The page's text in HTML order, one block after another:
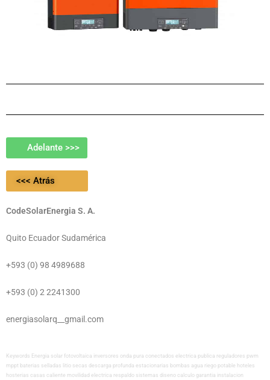
Adelante >>>
<<< Atrás
CodeSolarEnergia S. A.
Quito Ecuador Sudamérica
+593 (0) 98 4989688
+593 (0) 2 2241300
energiasolarq__gmail.com
Keywords Energia solar fotovoltaica inversores onda pura conectados electrica publica reguladores pwm
mppt baterias selladas litio secas descarga profunda estacionarias bombas agua riego potable hoteles
hosterias casas caliente movilidad electrica respaldo sistemas diseno calculo garantia instalacion